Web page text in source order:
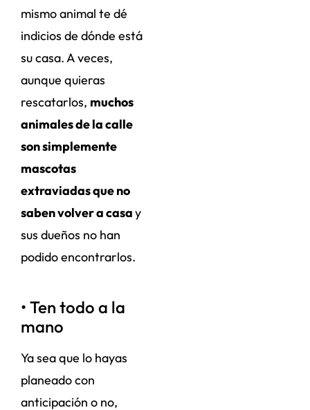
mismo animal te dé
indicios de dónde está
su casa. A veces,
aunque quieras
rescatarlos, muchos
animales de la calle
son simplemente
mascotas
extraviadas que no
saben volver a casay
sus dueños no han
podido encontrarlos.
• Ten todo a la
mano
Ya sea que lo hayas
planeado con
anticipación o no,